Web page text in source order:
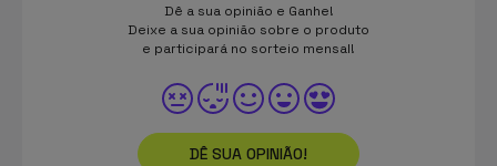
Dê a sua opinião e Ganhe!
Deixe a sua opinião sobre o produto
e participará no sorteio mensal!
DÊ SUA OPINIÃO!